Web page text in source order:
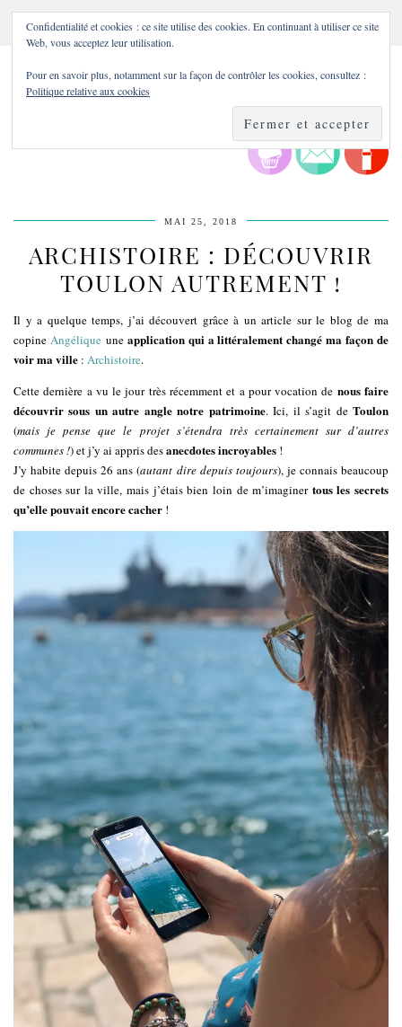
MAI 25, 2018
ARCHISTOIRE : DÉCOUVRIR
TOULON AUTREMENT !
Il y a quelque temps, j’ai découvert grâce à un article sur le blog de ma
copine Angéliqueune application qui a littéralement changé ma façon de
voir ma ville : Archistoire.
Cette dernière a vu le jour très récemment et a pour vocation de nous faire
découvrir sous un autre angle notre patrimoine. Ici, il s’agit deToulon
(mais je pense que le projet s’étendra très certainement sur d’autres
communes !) et j’y ai appris desanecdotes incroyables !
J’y habite depuis 26 ans (autant dire depuis toujours), je connais beaucoup
de choses sur la ville, mais j’étais bien loin de m’imaginer tous les secrets
qu’elle pouvait encore cacher !
Confidentialité et cookies : ce site utilise des cookies. En continuant à utiliser ce site
Web, vous acceptez leur utilisation.
Pour en savoir plus, notamment sur la façon de contrôler les cookies, consultez :
Politique relative aux cookies